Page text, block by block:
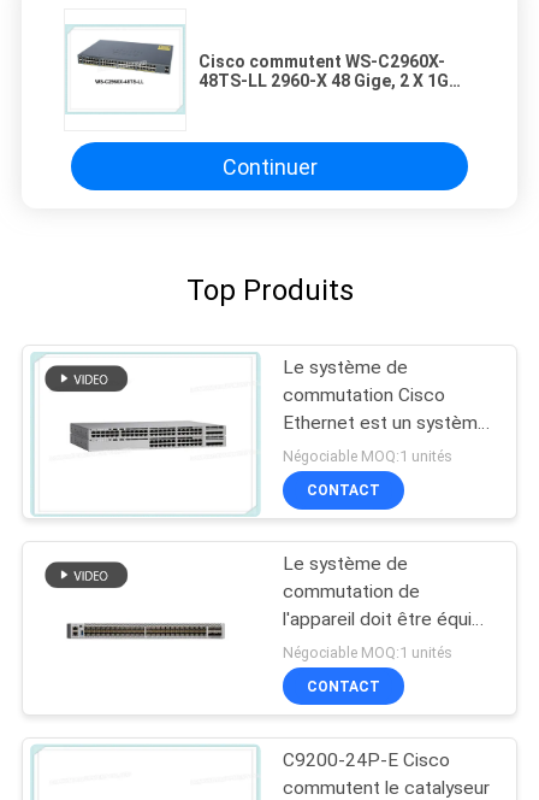
Cisco commutent WS-C2960X-
48TS-LL 2960-X 48 Gige, 2 X 1G
Continuer
Top Produits
Le système de
commutation Cisco
Ethernet est un système
de commutation Cisco
Ethernet.
Négociable MOQ:1 unités
CONTACT
Le système de
commutation de
l'appareil doit être équipé
d'un système de
commutation de
l'appareil qui est équipé
commutation de
l'appareil.
Négociable MOQ:1 unités
CONTACT
C9200-24P-E Cisco
commutent le catalyseur